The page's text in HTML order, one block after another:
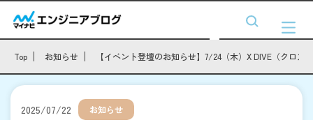
Top お知らせ 【イベント登壇のお知らせ】7/24（木）X DIVE（クロス
2025/07/22 お知らせ